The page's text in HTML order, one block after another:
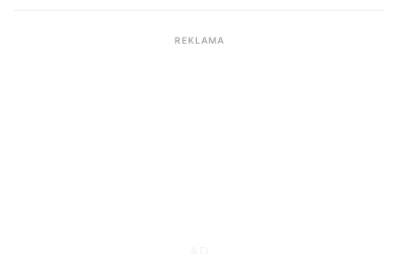
REKLAMA